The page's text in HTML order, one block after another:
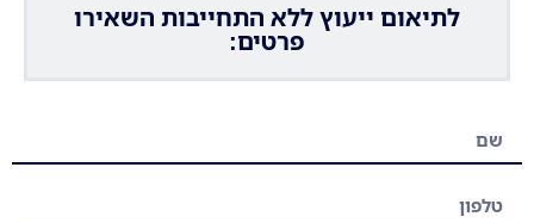
לתיאום ייעוץ ללא התחייבות השאירו
פרטים: